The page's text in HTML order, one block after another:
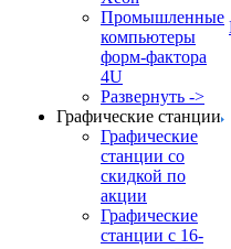
Промышленные
компьютеры
форм-фактора
4U
Развернуть ->
Графические станции
Графические
станции со
скидкой по
акции
Графические
станции с 16-